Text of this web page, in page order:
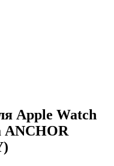
Apple Watch
ANCHOR